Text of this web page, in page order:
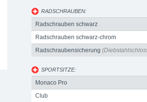
RADSCHRAUBEN:
Radschrauben schwarz
Radschrauben schwarz-chrom
Radschraubensicherung
SPORTSITZE:
Monaco Pro
Club